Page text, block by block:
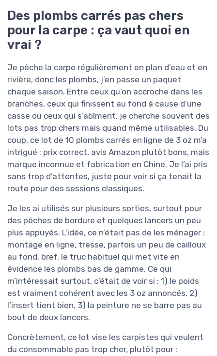
Des plombs carrés pas chers
pour la carpe : ça vaut quoi en
vrai ?
Je pêche la carpe régulièrement en plan d’eau et en
rivière, donc les plombs, j’en passe un paquet
chaque saison. Entre ceux qu’on accroche dans les
branches, ceux qui finissent au fond à cause d’une
casse ou ceux qui s’abîment, je cherche souvent des
lots pas trop chers mais quand même utilisables. Du
coup, ce lot de 10 plombs carrés en ligne de 3 oz m’a
intrigué : prix correct, avis Amazon plutôt bons, mais
marque inconnue et fabrication en Chine. Je l’ai pris
sans trop d’attentes, juste pour voir si ça tenait la
route pour des sessions classiques.
Je les ai utilisés sur plusieurs sorties, surtout pour
des pêches de bordure et quelques lancers un peu
plus appuyés. L’idée, ce n’était pas de les ménager :
montage en ligne, tresse, parfois un peu de cailloux
au fond, bref, le truc habituel qui met vite en
évidence les plombs bas de gamme. Ce qui
m’intéressait surtout, c’était de voir si : 1) le poids
est vraiment cohérent avec les 3 oz annoncés, 2)
l’insert tient bien, 3) la peinture ne se barre pas au
bout de deux lancers.
Concrètement, ce lot vise les carpistes qui veulent
du consommable pas trop cher, plutôt pour :